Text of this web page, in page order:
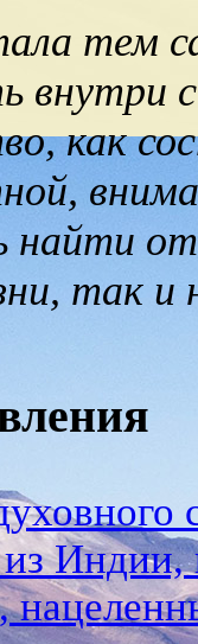
тем
внутри
как
так и
Индии,